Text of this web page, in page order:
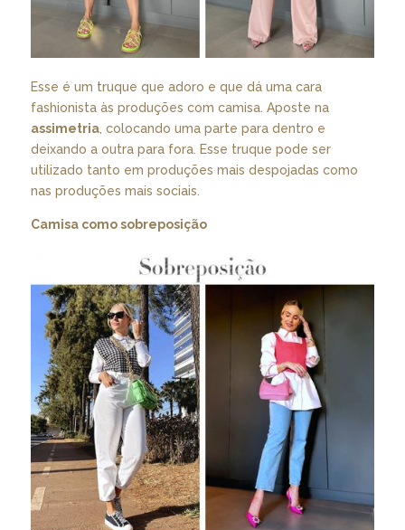
Esse é um truque que adoro e que dá uma cara
fashionista às produções com camisa. Aposte na
assimetria, colocando uma parte para dentro e
deixando a outra para fora. Esse truque pode ser
utilizado tanto em produções mais despojadas como
nas produções mais sociais.
Camisa como sobreposição